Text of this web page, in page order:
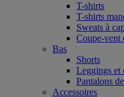
T-shirts
T-shirts
Sweats à
Coupe-vent
Bas
Shorts
Leggings et
Pantalons
Accessoires